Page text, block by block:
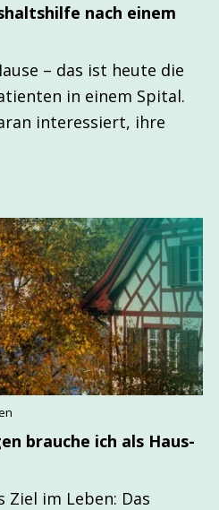
nach einem
– das ist heute die
in einem Spital.
interessiert, ihre
brauche ich als Haus­
Ziel im Leben: Das